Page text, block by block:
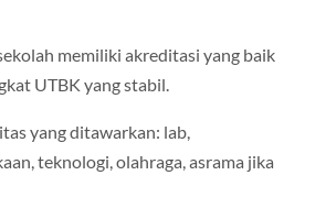
memiliki akreditasi yang baik
UTBK yang stabil.
yang ditawarkan: lab,
teknologi, olahraga, asrama jika